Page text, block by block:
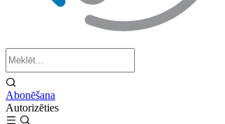
Abonēšana
Autorizēties